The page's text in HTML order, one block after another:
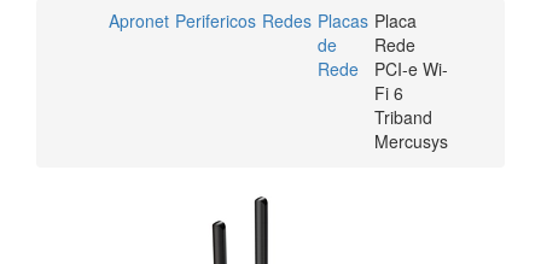
Apronet Perifericos Redes Placas
de
Rede
Placa
Rede
PCI-e Wi-
Fi 6
Triband
Mercusys